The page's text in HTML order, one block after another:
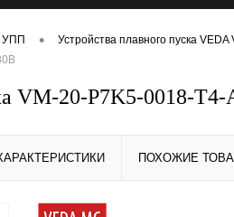
УПП • Устройства плавного пуска VEDA
VM-20-P7K5-0018-
ПОХОЖИЕ